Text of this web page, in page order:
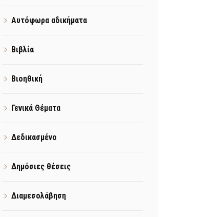
Αυτόφωρα αδικήματα
Βιβλία
Βιοηθική
Γενικά Θέματα
Δεδικασμένο
Δημόσιες θέσεις
Διαμεσολάβηση